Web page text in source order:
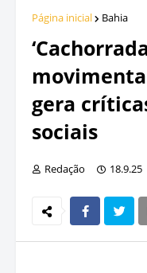
Página inicial Bahia
gera
sociais
Redação 18.9.25